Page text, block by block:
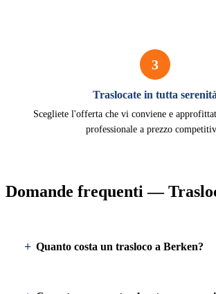
3
Traslocate in tutta serenità
Scegliete l'offerta che vi conviene e
professionale a prezzo
Domande frequenti —
Quanto costa un trasloco a Berken?